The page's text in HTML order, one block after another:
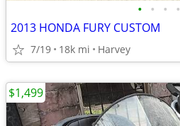
• • • •
2013 HONDA FURY CUSTOM
7/19 18k mi Harvey
$1,499